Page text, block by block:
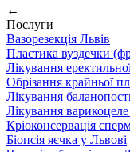
←
Послуги
Вазорезекція Львів
Пластика вуздечки
Лікування
Обрізання крайньої
Лікування
Лікування
Кріоконсервація
Біопсія яєчка у Львові